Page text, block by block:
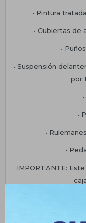
• Pintura
• Cubiertas
•
• Suspensión
por
•
•
•
IMPORTANTE: